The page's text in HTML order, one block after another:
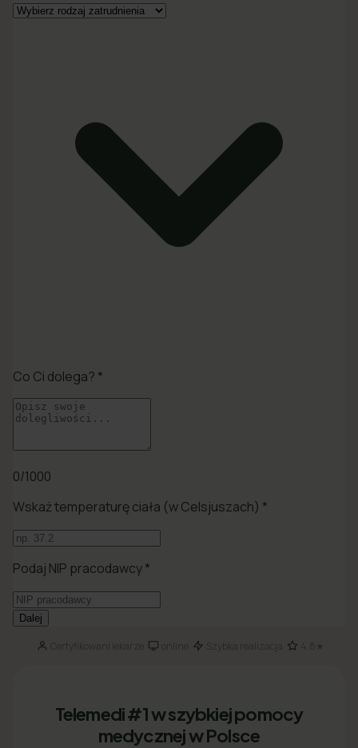
Certyfikowani lekarze· online· Szybka realizacja 4.8★
Telemedi #1 w szybkiej pomocy
medycznej w Polsce